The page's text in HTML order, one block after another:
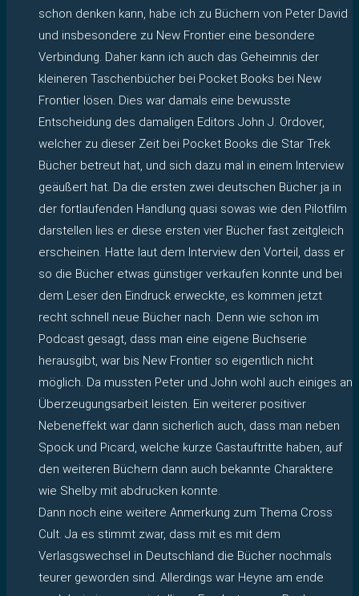
schon denken kann, habe ich zu Büchern von Peter David
und insbesondere zu New Frontier eine besondere
Verbindung. Daher kann ich auch das Geheimnis der
kleineren Taschenbücher bei Pocket Books bei New
Frontier lösen. Dies war damals eine bewusste
Entscheidung des damaligen Editors John J. Ordover,
welcher zu dieser Zeit bei Pocket Books die Star Trek
Bücher betreut hat, und sich dazu mal in einem Interview
geäußert hat. Da die ersten zwei deutschen Bücher ja in
der fortlaufenden Handlung quasi sowas wie den Pilotfilm
darstellen lies er diese ersten vier Bücher fast zeitgleich
erscheinen. Hatte laut dem Interview den Vorteil, dass er
so die Bücher etwas günstiger verkaufen konnte und bei
dem Leser den Eindruck erweckte, es kommen jetzt
recht schnell neue Bücher nach. Denn wie schon im
Podcast gesagt, dass man eine eigene Buchserie
herausgibt, war bis New Frontier so eigentlich nicht
möglich. Da mussten Peter und John wohl auch einiges an
Überzeugungsarbeit leisten. Ein weiterer positiver
Nebeneffekt war dann sicherlich auch, dass man neben
Spock und Picard, welche kurze Gastauftritte haben, auf
den weiteren Büchern dann auch bekannte Charaktere
wie Shelby mit abdrucken konnte.
Dann noch eine weitere Anmerkung zum Thema Cross
Cult. Ja es stimmt zwar, dass mit es mit dem
Verlasgswechsel in Deutschland die Bücher nochmals
teurer geworden sind. Allerdings war Heyne am ende